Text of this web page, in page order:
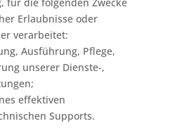
Erlaubnisse oder
verarbeitet:
Ausführung, Pflege,
unserer Dienste-,
effektiven
Supports.